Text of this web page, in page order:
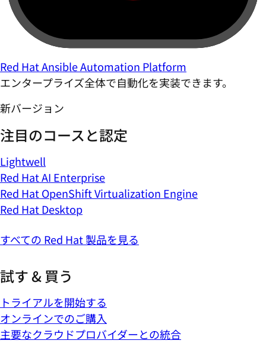
Red Hat Ansible Automation Platform
エンタープライズ全体で自動化を実装できます。
新バージョン
注目のコースと認定
Lightwell
Red Hat AI Enterprise
Red Hat OpenShift Virtualization Engine
Red Hat Desktop
すべての Red Hat 製品を見る
試す & 買う
トライアルを開始する
オンラインでのご購入
主要なクラウドプロバイダーとの統合